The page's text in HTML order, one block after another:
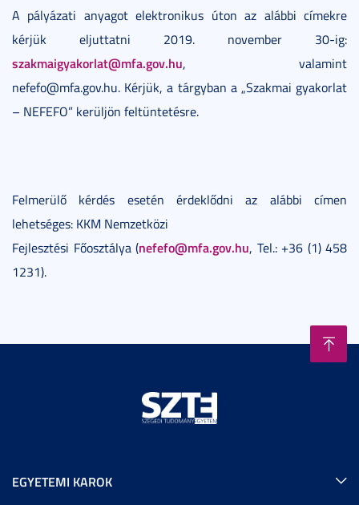
A pályázati anyagot elektronikus úton az alábbi címekre
kérjük eljuttatni 2019. november 30-ig:
szakmaigyakorlat@mfa.gov.hu, valamint
nefefo@mfa.gov.hu. Kérjük, a tárgyban a „Szakmai gyakorlat
– NEFEFO” kerüljön feltüntetésre.
Felmerülő kérdés esetén érdeklődni az alábbi címen
lehetséges: KKM Nemzetközi
Fejlesztési Főosztálya (nefefo@mfa.gov.hu, Tel.: +36 (1) 458
1231).
EGYETEMI KAROK